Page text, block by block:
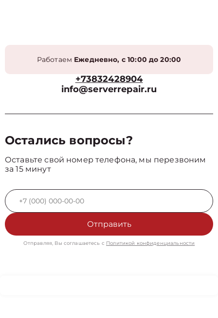
Работаем Ежедневно, с 10:00 до 20:00
+73832428904
info@serverrepair.ru
Остались вопросы?
Оставьте свой номер телефона, мы перезвоним
за 15 минут
Отправить
Отправляя, Вы соглашаетесь с Политикой конфиденциальности